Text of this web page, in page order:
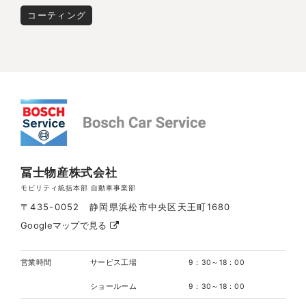
コーティング
冨士物産株式会社
モビリティ統括本部 自動車事業部
〒435-0052 静岡県浜松市中央区天王町1680
Googleマップで見る
営業時間 サービス工場 9：30～18：00
ショールーム 9：30～18：00